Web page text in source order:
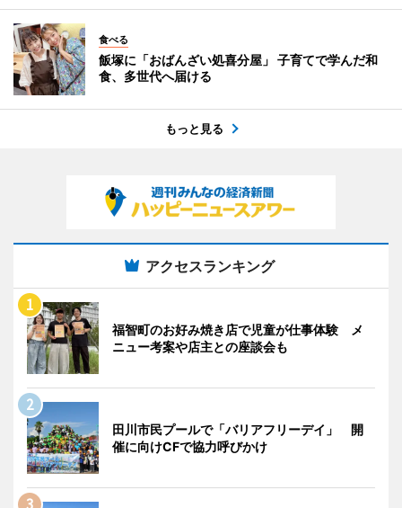
食べる
飯塚に「おばんざい処喜分屋」 子育てで学んだ和
食、多世代へ届ける
もっと見る
アクセスランキング
福智町のお好み焼き店で児童が仕事体験 メ
ニュー考案や店主との座談会も
田川市民プールで「バリアフリーデイ」 開
催に向けCFで協力呼びかけ